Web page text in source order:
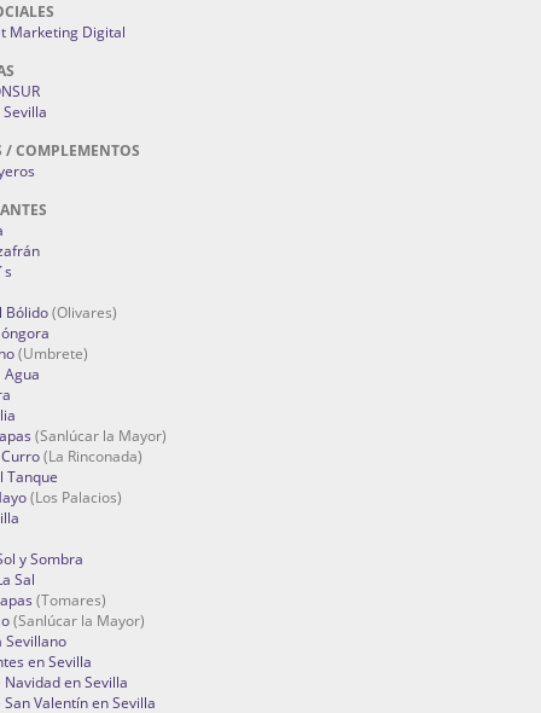
Marketing Digital
/ COMPLEMENTOS
Bólido(Olivares)
(Umbrete)
(Sanlúcar la Mayor)
(La Rinconada)
Tanque
(Los Palacios)
y Sombra
Sal
(Tomares)
(Sanlúcar la Mayor)
Sevillano
en Sevilla
Navidad en Sevilla
Valentín en Sevilla